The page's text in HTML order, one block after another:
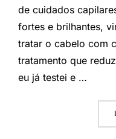
de cuidados
fortes e brilhantes,
tratar o cabelo com
tratamento que
eu já testei e …